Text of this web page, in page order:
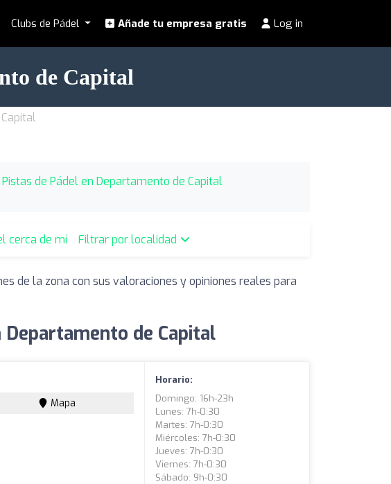
Clubs de Pádel Añade tu empresa gratis Log in
de Capital
Pistas de Pádel en Departamento de Capital
cerca de mí Filtrar por localidad
de la zona con sus valoraciones y opiniones reales para
de Capital
Mapa
Horario:
Domingo: 16h-23h
Lunes: 7h-0:30
Martes: 7h-0:30
Miércoles: 7h-0:30
Jueves: 7h-0:30
Viernes: 7h-0:30
Sábado: 9h-0:30